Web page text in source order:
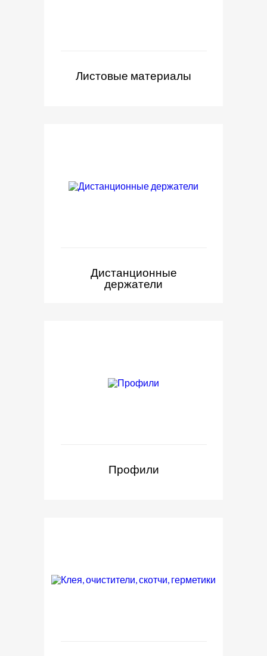
Листовые материалы
Дистанционные
держатели
Профили